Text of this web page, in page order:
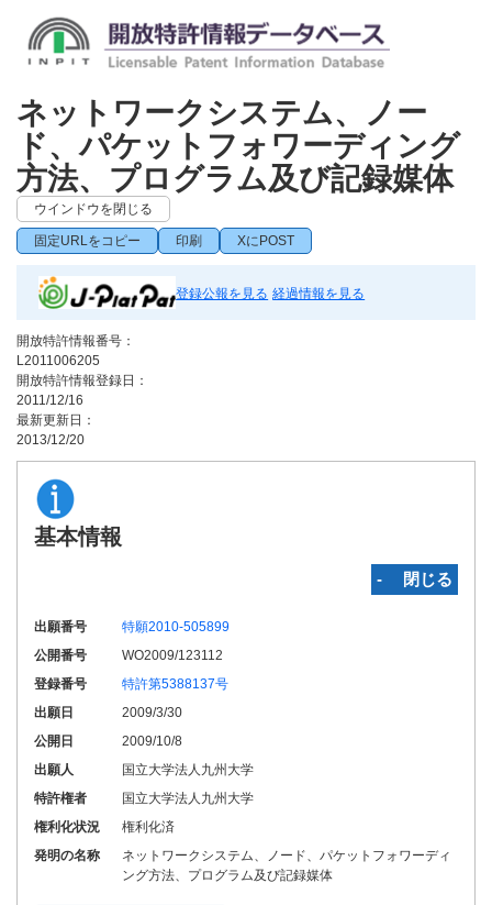
ネットワークシステム、ノー
ド、パケットフォワーディング
方法、プログラム及び記録媒体
ウインドウを閉じる
固定URLをコピー 印刷 XにPOST
登録公報を見る 経過情報を見る
開放特許情報番号：
L2011006205
開放特許情報登録日：
2011/12/16
最新更新日：
2013/12/20
基本情報
‐ 閉じる
出願番号
特願2010-505899
公開番号
WO2009/123112
登録番号
特許第5388137号
出願日
2009/3/30
公開日
2009/10/8
出願人
国立大学法人九州大学
特許権者
国立大学法人九州大学
権利化状況
権利化済
発明の名称
ネットワークシステム、ノード、パケットフォワーディ
ング方法、プログラム及び記録媒体